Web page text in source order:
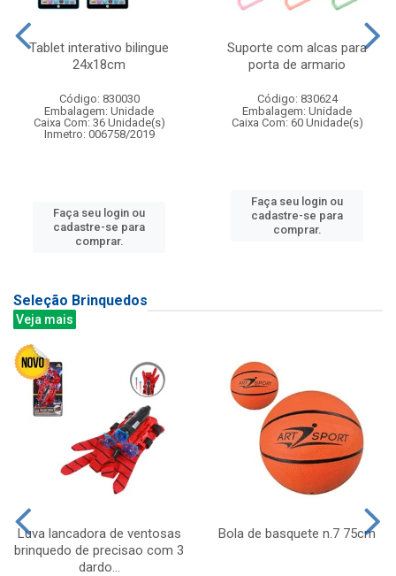
Tablet interativo bilingue
24x18cm
Código: 830030
Embalagem: Unidade
Caixa Com: 36 Unidade(s)
Inmetro: 006758/2019
Faça seu login ou
cadastre-se para
comprar.
Suporte com alcas para
porta de armario
Código: 830624
Embalagem: Unidade
Caixa Com: 60 Unidade(s)
Faça seu login ou
cadastre-se para
comprar.
Seleção Brinquedos
Veja mais
Luva lancadora de ventosas
brinquedo de precisao com 3
dardo...
Bola de basquete n.7 75cm